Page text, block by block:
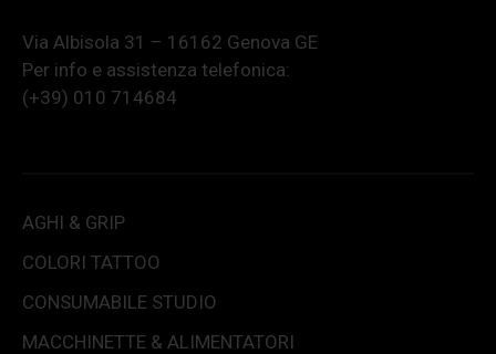
Via Albisola 31 – 16162 Genova GE
Per info e assistenza telefonica:
(+39) 010 714684
AGHI & GRIP
COLORI TATTOO
CONSUMABILE STUDIO
MACCHINETTE & ALIMENTATORI